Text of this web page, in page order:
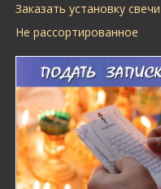
Заказать установку свечи
Не рассортированное